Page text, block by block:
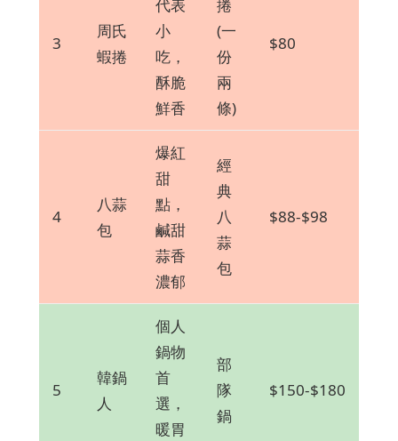
3
周氏
蝦捲
代表
小
吃，
酥脆
鮮香
捲
(一
份
兩
條)
$80
4
八蒜
包
爆紅
甜
點，
鹹甜
蒜香
濃郁
經
典
八
蒜
包
$88-$98
5
韓鍋
人
個人
鍋物
首
選，
暖胃
部
隊
鍋
$150-$180